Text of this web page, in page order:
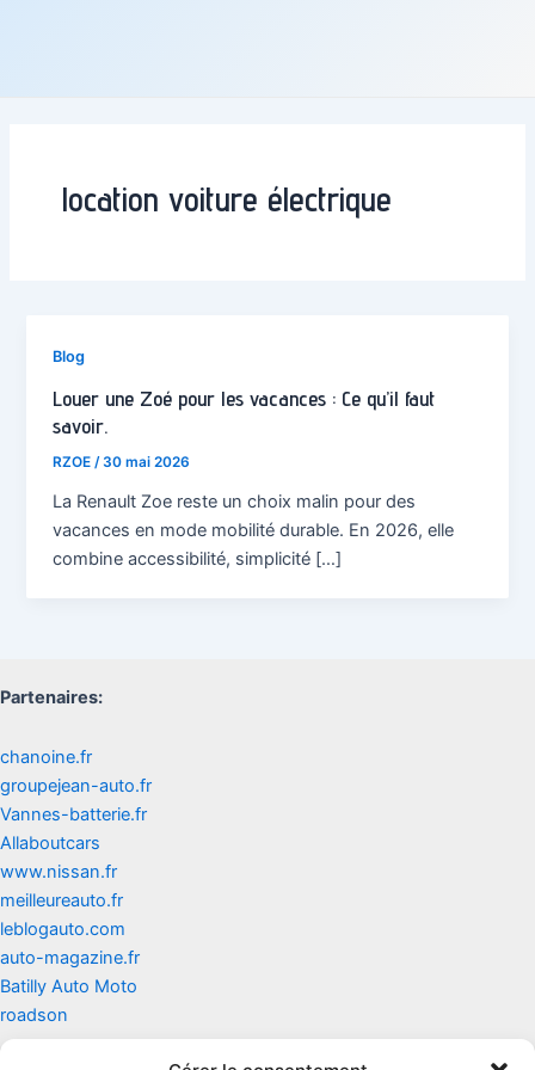
location voiture électrique
Blog
Louer une Zoé pour les vacances : Ce qu’il faut
savoir.
RZOE /30 mai 2026
La Renault Zoe reste un choix malin pour des
vacances en mode mobilité durable. En 2026, elle
combine accessibilité, simplicité […]
Partenaires:
chanoine.fr
groupejean-auto.fr
Vannes-batterie.fr
Allaboutcars
www.nissan.fr
meilleureauto.fr
leblogauto.com
auto-magazine.fr
Batilly Auto Moto
roadson